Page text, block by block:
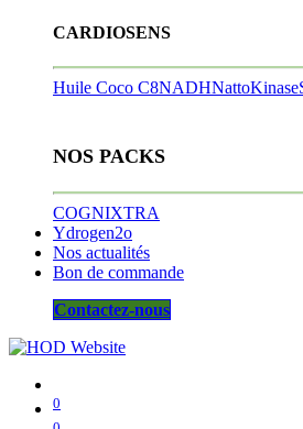
CARDIOSENS
Huile Coco C8NADHNattoKinase
NOS PACKS
COGNIXTRA
Ydrogen2o
Nos actualités
Bon de commande
Contactez-nous
0